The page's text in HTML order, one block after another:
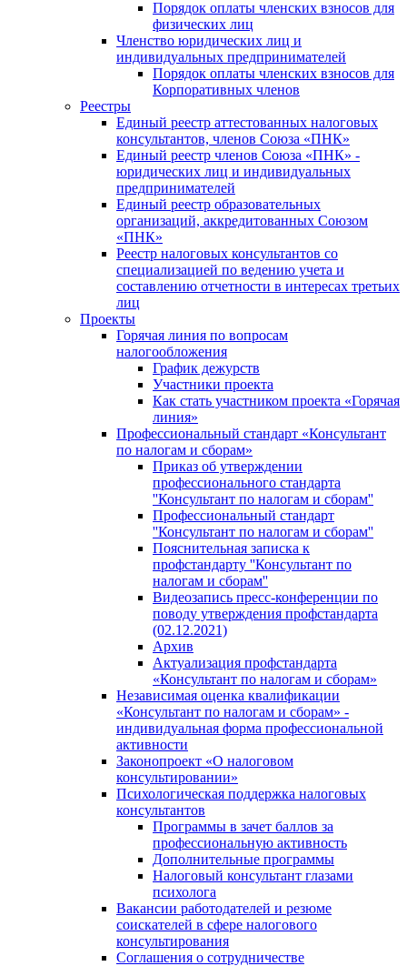
Порядок оплаты членских взносов для
физических лиц
Членство юридических лиц и
индивидуальных предпринимателей
Порядок оплаты членских взносов для
Корпоративных членов
Реестры
Единый реестр аттестованных налоговых
консультантов, членов Союза «ПНК»
Единый реестр членов Союза «ПНК» -
юридических лиц и индивидуальных
предпринимателей
Единый реестр образовательных
организаций, аккредитованных Союзом
«ПНК»
Реестр налоговых консультантов со
специализацией по ведению учета и
составлению отчетности в интересах третьих
лиц
Проекты
Горячая линия по вопросам
налогообложения
График дежурств
Участники проекта
Как стать участником проекта «Горячая
линия»
Профессиональный стандарт «Консультант
по налогам и сборам»
Приказ об утверждении
профессионального стандарта
''Консультант по налогам и сборам''
Профессиональный стандарт
''Консультант по налогам и сборам''
Пояснительная записка к
профстандарту ''Консультант по
налогам и сборам''
Видеозапись пресс-конференции по
поводу утверждения профстандарта
(02.12.2021)
Архив
Актуализация профстандарта
«Консультант по налогам и сборам»
Независимая оценка квалификации
«Консультант по налогам и сборам» -
индивидуальная форма профессиональной
активности
Законопроект «О налоговом
консультировании»
Психологическая поддержка налоговых
консультантов
Программы в зачет баллов за
профессиональную активность
Дополнительные программы
Налоговый консультант глазами
психолога
Вакансии работодателей и резюме
соискателей в сфере налогового
консультирования
Соглашения о сотрудничестве